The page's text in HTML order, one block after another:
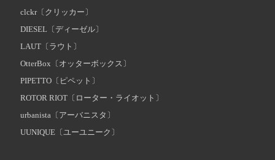
clckr〔クリッカー〕
DIESEL〔ディーゼル〕
LAUT〔ラウト〕
OtterBox〔オッターボックス〕
PIPETTO〔ピペット〕
ROTOR RIOT〔ローター・ライオット〕
urbanista〔アーバニスタ〕
UUNIQUE〔ユーユニーク〕